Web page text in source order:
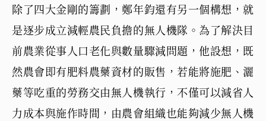
除了四大金剛的籌劃，鄭年鈞還有另一個構想，就
是逐步成立減輕農民負擔的無人機隊。為了解決目
前農業從事人口老化與數量驟減問題，他設想，既
然農會即有肥料農藥資材的販售，若能將施肥、灑
藥等吃重的勞務交由無人機執行，不僅可以減省人
力成本與施作時間，由農會組織也能夠減少無人機